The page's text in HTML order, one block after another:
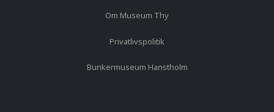
Om Museum Thy
Privatlivspolitik
Bunkermuseum Hanstholm